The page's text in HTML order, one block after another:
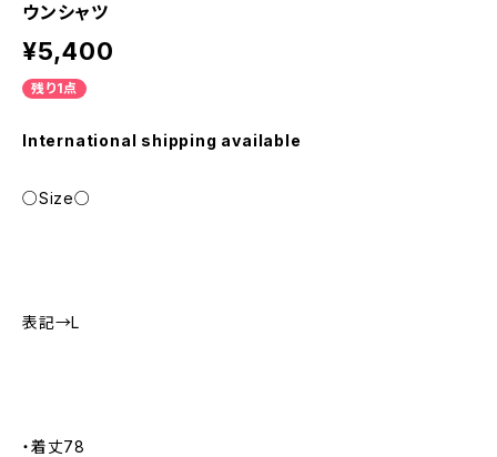
ウンシャツ
¥5,400
残り1点
International shipping available
○Size○
表記→L
・着丈78